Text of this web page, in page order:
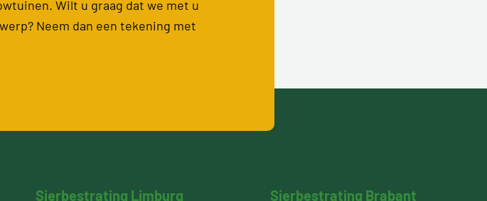
Wilt u graag dat we met u
Neem dan een tekening met
Sierbestrating Limburg Sierbestrating Brabant